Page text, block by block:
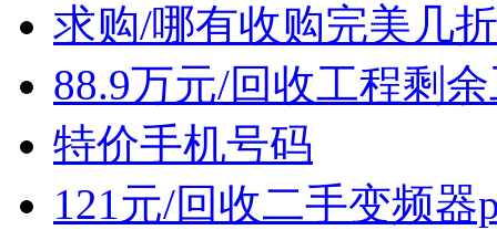
求购/哪有收购完美几
88.9万元/回收工程剩
特价手机号码
121元/回收二手变频